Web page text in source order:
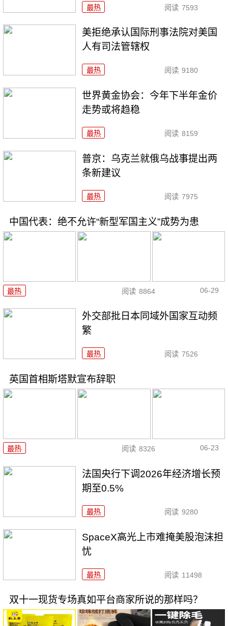
最热 阅读 7593
美拒绝承认国际刑事法院对美国
人有司法管辖权
最热 阅读 9180
世界黄金协会：今年下半年金价
走势或将趋稳
最热 阅读 8159
普京：乌克兰就俄乌战事提出两
条新建议
最热 阅读 7975
中国代表：绝不允许“新型军国主义”成势为患
最热 阅读 8864 06-29
外交部批日本同域外国家互动频
繁
最热 阅读 7526
英国首相斯塔默宣布辞职
最热 阅读 8326 06-23
法国央行下调2026年经济增长预
期至0.5%
最热 阅读 9280
SpaceX高光上市难掩美股泡沫担
忧
最热 阅读 11498
双十一现货专场真如平台商家所说的那样吗？